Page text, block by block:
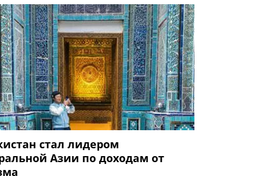
стал лидером
Азии по доходам от